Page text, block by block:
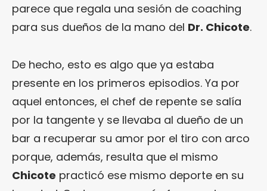
parece que regala una sesión de coaching
para sus dueños de la mano del Dr. Chicote.
De hecho, esto es algo que ya estaba
presente en los primeros episodios. Ya por
aquel entonces, el chef de repente se salía
por la tangente y se llevaba al dueño de un
bar a recuperar su amor por el tiro con arco
porque, además, resulta que el mismo
Chicote practicó ese mismo deporte en su